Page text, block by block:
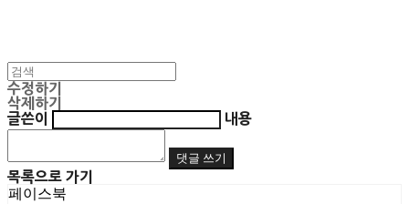
수정하기
삭제하기
글쓴이
내용
댓글 쓰기
목록으로 가기
페이스북